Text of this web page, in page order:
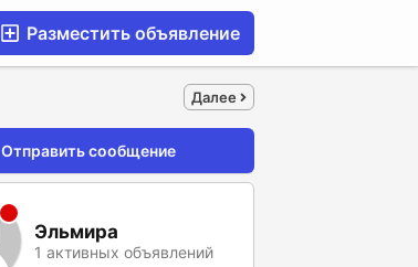
Разместить объявление
Далее
Отправить сообщение
Эльмира
1 активных объявлений